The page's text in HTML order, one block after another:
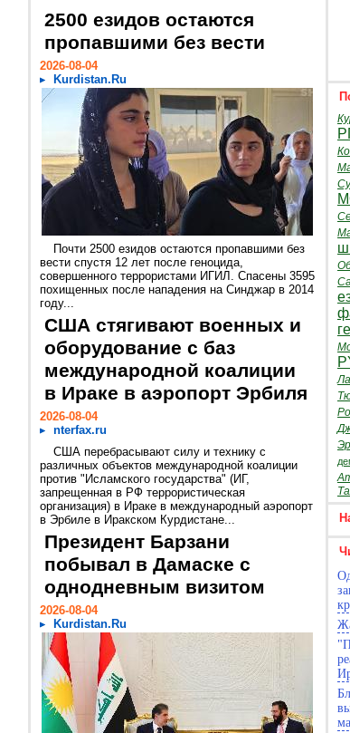
2500 езидов остаются
пропавшими без вести
2026-08-04
Kurdistan.Ru
Почти 2500 езидов остаются пропавшими без
вести спустя 12 лет после геноцида,
совершенного террористами ИГИЛ. Спасены 3595
похищенных после нападения на Синджар в 2014
году...
США стягивают военных и
оборудование с баз
международной коалиции
в Ираке в аэропорт Эрбиля
2026-08-04
nterfax.ru
США перебрасывают силу и технику с
различных объектов международной коалиции
против "Исламского государства" (ИГ,
запрещенная в РФ террористическая
организация) в Ираке в международный аэропорт
в Эрбиле в Иракском Курдистане...
Президент Барзани
побывал в Дамаске с
однодневным визитом
2026-08-04
Kurdistan.Ru